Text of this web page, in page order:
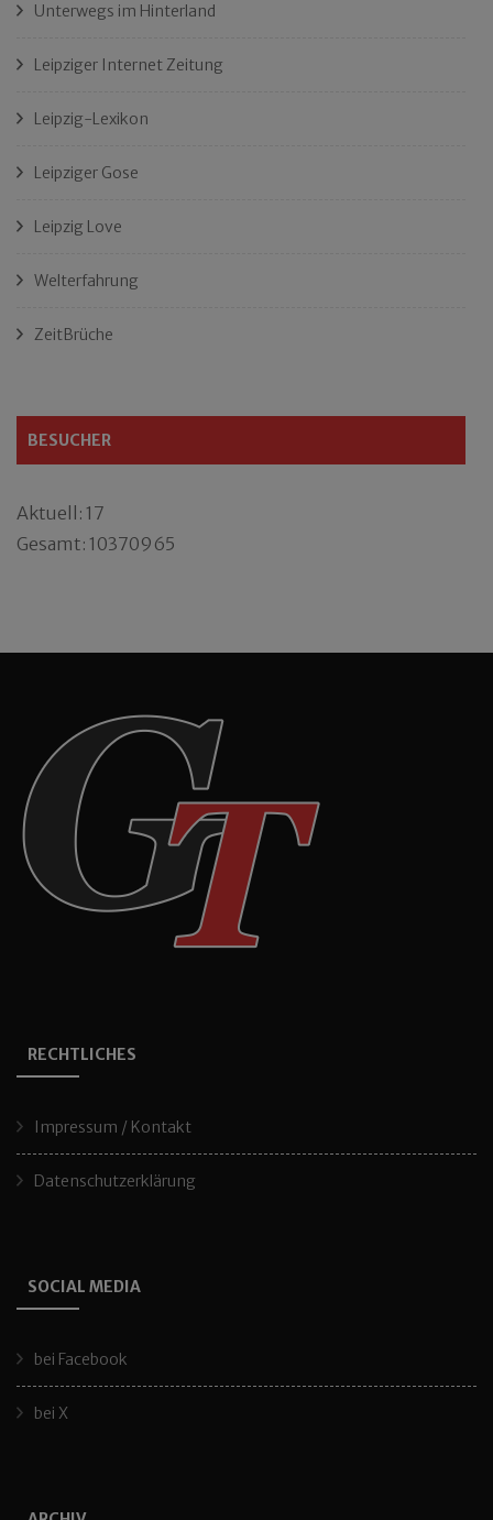
Unterwegs im Hinterland
Leipziger Internet Zeitung
Leipzig-Lexikon
Leipziger Gose
Leipzig Love
Welterfahrung
ZeitBrüche
BESUCHER
Aktuell: 17
Gesamt: 10370965
RECHTLICHES
Impressum / Kontakt
Datenschutzerklärung
SOCIAL MEDIA
bei Facebook
bei X